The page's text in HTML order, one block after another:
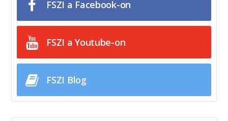
FSZI a Facebook-on
FSZI a Youtube-on
FSZI Blog